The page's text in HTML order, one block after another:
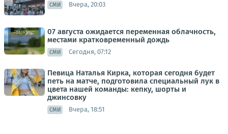
СМИ Вчера, 20:03
07 августа ожидается переменная облачность,
местами кратковременный дождь
СМИ Сегодня, 07:12
Певица Наталья Кирка, которая сегодня будет
петь на матче, подготовила специальный лук в
цвета нашей команды: кепку, шорты и
джинсовку
СМИ Вчера, 18:51